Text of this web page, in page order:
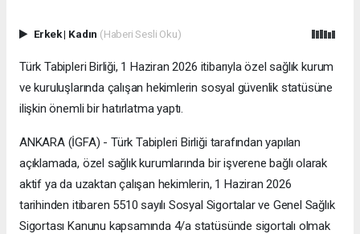
Erkek| Kadın (Haberi Sesli Oku)
Türk Tabipleri Birliği, 1 Haziran 2026 itibarıyla özel sağlık kurum
ve kuruluşlarında çalışan hekimlerin sosyal güvenlik statüsüne
ilişkin önemli bir hatırlatma yaptı.
ANKARA (İGFA) - Türk Tabipleri Birliği tarafından yapılan
açıklamada, özel sağlık kurumlarında bir işverene bağlı olarak
aktif ya da uzaktan çalışan hekimlerin, 1 Haziran 2026
tarihinden itibaren 5510 sayılı Sosyal Sigortalar ve Genel Sağlık
Sigortası Kanunu kapsamında 4/a statüsünde sigortalı olmak